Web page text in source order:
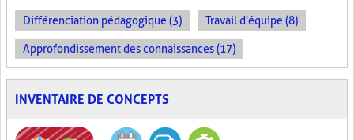
Différenciation pédagogique (3) Travail d'équipe (8)
Approfondissement des connaissances (17)
INVENTAIRE DE CONCEPTS